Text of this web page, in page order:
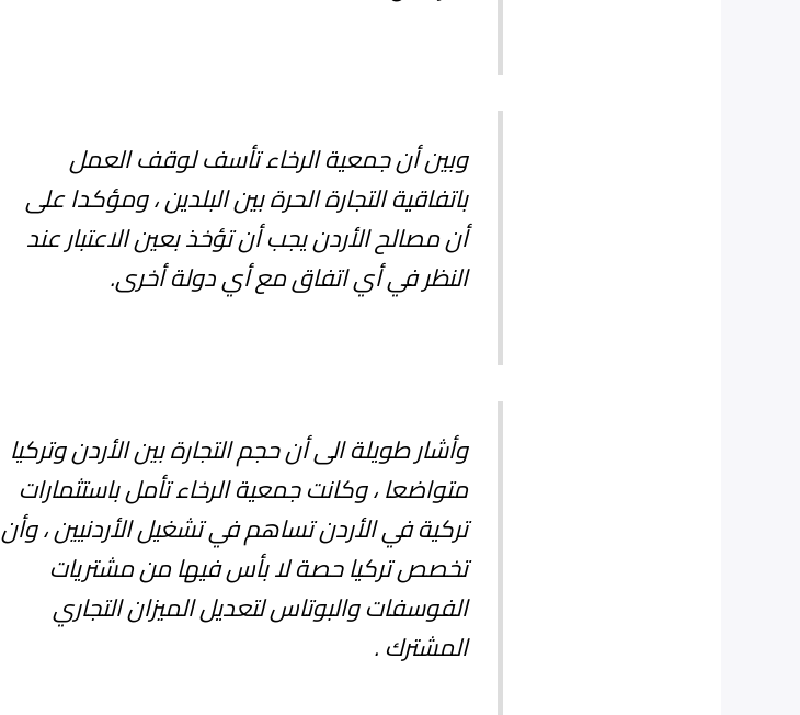
وبين أن جمعية الرخاء تأسف لوقف العمل
باتفاقية التجارة الحرة بين البلدين ، ومؤكدا على
أن مصالح الأردن يجب أن تؤخذ بعين الاعتبار عند
النظر في أي اتفاق مع أي دولة أخرى.
وأشار طويلة الى أن حجم التجارة بين الأردن وتركيا
متواضعا ، وكانت جمعية الرخاء تأمل باستثمارات
تركية في الأردن تساهم في تشغيل الأردنيين ، وأن
تخصص تركيا حصة لا بأس فيها من مشتريات
الفوسفات والبوتاس لتعديل الميزان التجاري
المشترك .